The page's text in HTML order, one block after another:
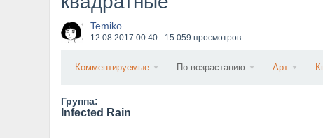
Wacken Open Air 2026 объявили последние
​Wacken Open Air 2027 объявил новую волну
Temiko
12.08.2017 00:40 15 059 просмотров
Комментируемые По возрастанию Арт
Группа:
Infected Rain